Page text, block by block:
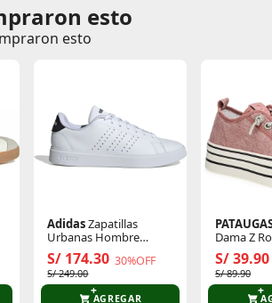
clientes
que compraron este producto
Este
Sé el
esto
esto
AdidasZapatillas
Urbanas Hombre
Advantage 2.0
S/ 174.30 30%OFF
S/ 249.00
AGREGAR
Dama Z
S/ 39.90
S/ 89.90